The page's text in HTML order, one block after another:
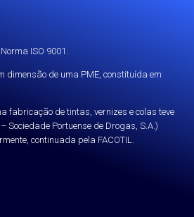
ISO 9001.
dimensão de uma PME, constituída em
fabricação de tintas, vernizes e colas teve
Sociedade Portuense de Drogas, S.A.)
continuada pela FACOTIL.